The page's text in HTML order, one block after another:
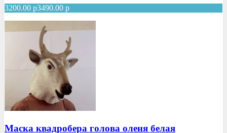
3200.00 р3490.00 р
Маска квадробера голова оленя белая